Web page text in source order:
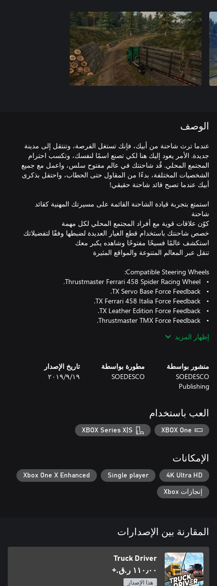
الوصف
عندما ترث شاحنة من أبيك، فإنك تستغل الفرصة، وتنتقل إلى مدينة
جديدة. الأمر يعود إليك هنا لكي تصنع اسمًا لنفسك، وتكسب احترام
المجتمع المحلي. قُد شاحنتك في عالم مفتوح سلس، واعمل مع جميع
الشخصيات المختلفة، بدءًا من المقاول حتى الحطاب، واحتفل بذكرى
استمتع بتجربة قيادة الشاحنة القائمة على مسيرتك المهنية كقائد
إظهار المزيد
منشور بواسطة
SOEDESCO
Publishing
مطورة بواسطة
SOEDESCO
تاريخ الإصدار
١٩‏/٩‏/٢٠١٩
العب باستخدام
XBOX One
XBOX Series X|S
الإمكانات
4K Ultra HD
Single player
Xbox One X Enhanced
إنجازات Xbox
المقارنة بين الإصدارات
Truck Driver
١١٠٫٠٠ ر.ق.‏+
هذا الإصدار